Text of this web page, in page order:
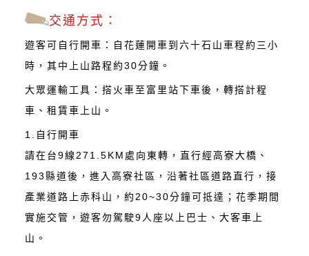
交通方式：
遊客可自行開車：自花蓮開車到六十石山車程約三小
時，其中上山路程約30分鐘。
大眾運輸工具：搭火車至富里站下車後，轉搭計程
車、租賃車上山。
1.自行開車
請在台9線271.5KM處向東轉，直行經高寮大橋、
193縣道後，進入高寮社區，沿著社區道路直行，接
產業道路上赤科山，約20~30分鐘可抵達；花季期間
實施交管，遊客勿駕駛9人座以上巴士、大客車上
山。